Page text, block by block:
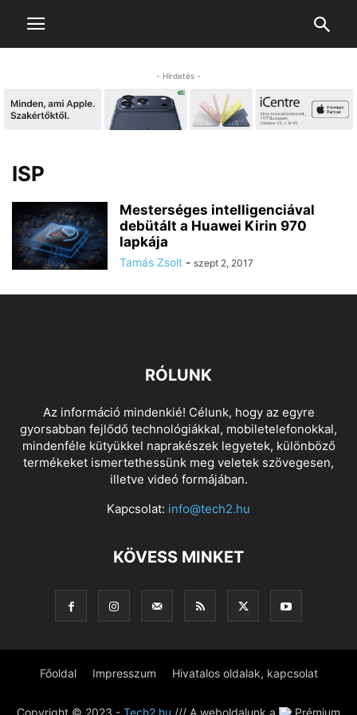
- Hirdetés -
ISP
Mesterséges intelligenciával
debütált a Huawei Kirin 970
lapkája
Tamás Zsolt - szept 2, 2017
RÓLUNK
Az információ mindenkié! Célunk, hogy az egyre
gyorsabban fejlődő technológiákkal, mobiletelefonokkal,
mindenféle kütyükkel naprakészek legyetek, különböző
termékeket ismertethessünk meg veletek szövegesen,
illetve videó formájában.
Kapcsolat: info@tech2.hu
KÖVESS MINKET
Főoldal Impresszum Hivatalos oldalak, kapcsolat